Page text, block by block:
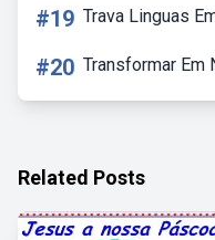
#19 Trava Linguas
#20 Transformar Em
Related Posts